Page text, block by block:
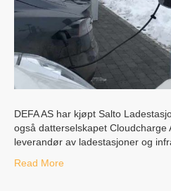
DEFA AS har kjøpt Salto
også datterselskapet Cloudcharge
leverandør av ladestasjoner og
Read More